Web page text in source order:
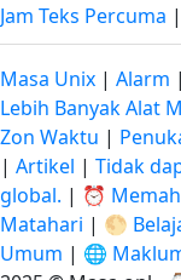
Jam Teks Percuma |
Masa Unix | Alarm |
Lebih Banyak Alat
Zon Waktu |
| Artikel | Tidak
global. | ⏰
Matahari | 🌕
Umum | 🌐